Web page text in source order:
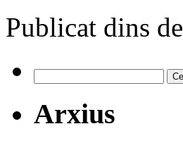
Publicat dins de
Arxius